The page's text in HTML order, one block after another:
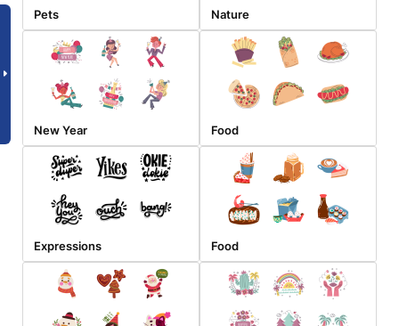
Pets Nature
New Year Food
Expressions Food